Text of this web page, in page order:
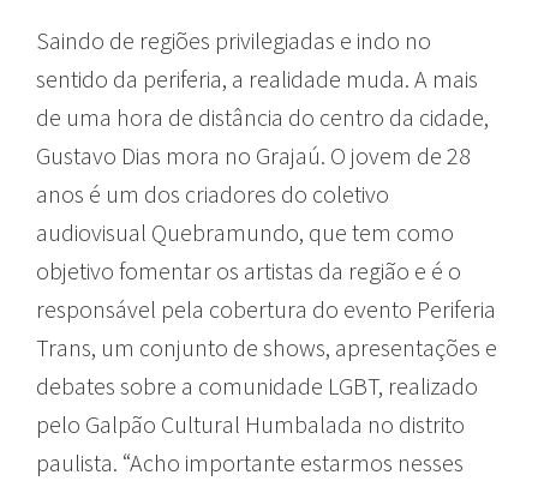
Saindo de regiões privilegiadas e indo no
sentido da periferia, a realidade muda. A mais
de uma hora de distância do centro da cidade,
Gustavo Dias mora no Grajaú. O jovem de 28
anos é um dos criadores do coletivo
audiovisual Quebramundo, que tem como
objetivo fomentar os artistas da região e é o
responsável pela cobertura do evento Periferia
Trans, um conjunto de shows, apresentações e
debates sobre a comunidade LGBT, realizado
pelo Galpão Cultural Humbalada no distrito
paulista. “Acho importante estarmos nesses